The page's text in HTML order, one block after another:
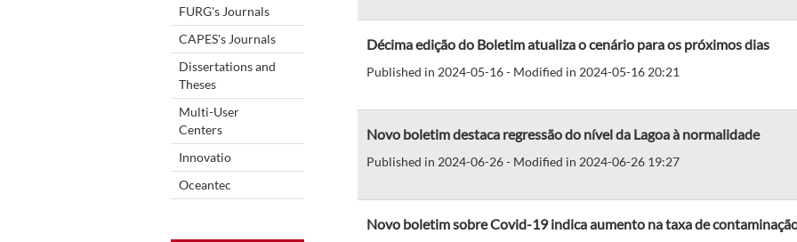
FURG's Journals
CAPES's Journals
Dissertations and
Theses
Multi-User
Centers
Innovatio
Oceantec
Décima edição do Boletim atualiza o cenário para os próximos dias
Published in 2024-05-16 - Modified in 2024-05-16 20:21
Novo boletim destaca regressão do nível da Lagoa à normalidade
Published in 2024-06-26 - Modified in 2024-06-26 19:27
Novo boletim sobre Covid-19 indica aumento na taxa de